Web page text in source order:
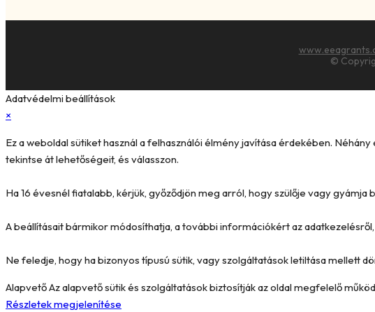
©
Adatvédelmi beállítások
×
Ez a weboldal sütiket használ a felhasználói élmény javítása érdekében.
tekintse át lehetőségeit, és válasszon.
Ha 16 évesnél fiatalabb, kérjük, győződjön meg arról, hogy szülője vagy
A beállításait bármikor módosíthatja, a további információkért az
Ne feledje, hogy ha bizonyos típusú sütik, vagy szolgáltatások letiltása mellett
AlapvetőAz alapvető sütik és szolgáltatások biztosítják az oldal megfelelő
Részletek megjelenítése